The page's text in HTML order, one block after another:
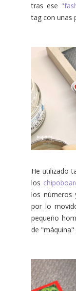
tras ese
tag con unas
He utilizado
los
los números
por lo
pequeño
de